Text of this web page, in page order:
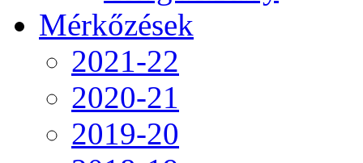
Mérkőzések
2021-22
2020-21
2019-20